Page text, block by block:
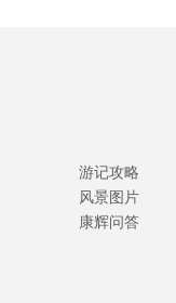
游记攻略
风景图片
康辉问答